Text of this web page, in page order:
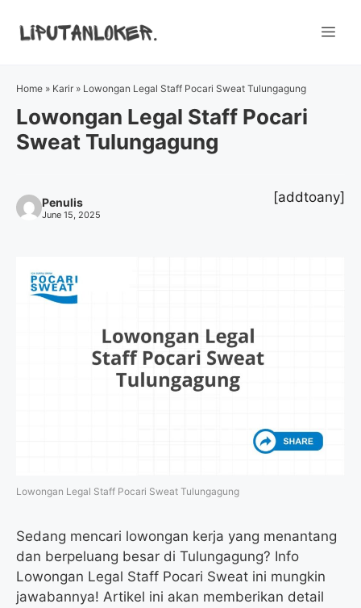
Home » Karir » Lowongan Legal Staff Pocari Sweat Tulungagung
Lowongan Legal Staff Pocari
Sweat Tulungagung
Penulis
June 15, 2025
[addtoany]
Lowongan Legal Staff Pocari Sweat Tulungagung
Sedang mencari lowongan kerja yang menantang
dan berpeluang besar di Tulungagung? Info
Lowongan Legal Staff Pocari Sweat ini mungkin
jawabannya! Artikel ini akan memberikan detail